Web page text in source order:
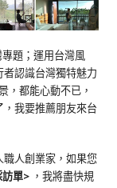
題；運用台灣風
認識台灣獨特魅力
，都能心動不已，
我要推薦朋友來台
人創業家，如果您
訪單> ，我將盡快規